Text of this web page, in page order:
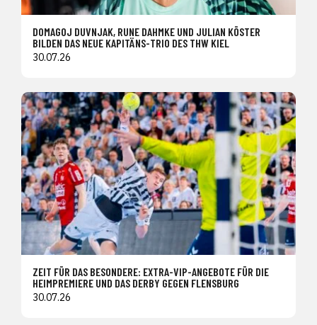
DOMAGOJ DUVNJAK, RUNE DAHMKE UND JULIAN KÖSTER
BILDEN DAS NEUE KAPITÄNS-TRIO DES THW KIEL
30.07.26
ZEIT FÜR DAS BESONDERE: EXTRA-VIP-ANGEBOTE FÜR DIE
HEIMPREMIERE UND DAS DERBY GEGEN FLENSBURG
30.07.26